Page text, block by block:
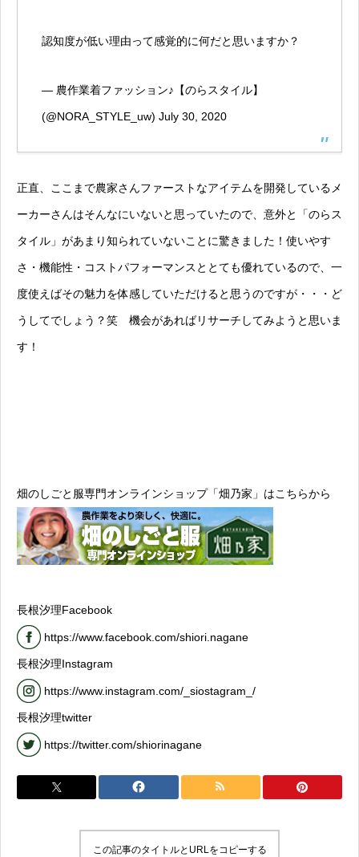
認知度が低い理由って感覚的に何だと思いますか？
— 農作業着ファッション♪【のらスタイル】
(@NORA_STYLE_uw) July 30, 2020
正直、ここまで農家さんファーストなアイテムを開発しているメ
ーカーさんはそんなにいないと思っていたので、意外と「のらス
タイル」があまり知られていないことに驚きました！使いやす
さ・機能性・コストパフォーマンスととても優れているので、一
度使えばその魅力を体感していただけると思うのですが・・・ど
うしてでしょう？笑 機会があればリサーチしてみようと思いま
す！
畑のしごと服専門オンラインショップ「畑乃家」はこちらから
長根汐理Facebook
https://www.facebook.com/shiori.nagane
長根汐理Instagram
https://www.instagram.com/_siostagram_/
長根汐理twitter
https://twitter.com/shiorinagane
この記事のタイトルとURLをコピーする